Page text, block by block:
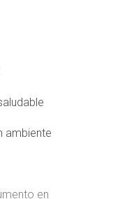
ambiente
en